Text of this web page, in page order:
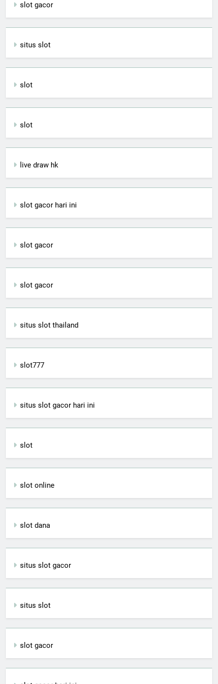
slot gacor
situs slot
slot
slot
live draw hk
slot gacor hari ini
slot gacor
slot gacor
situs slot thailand
slot777
situs slot gacor hari ini
slot
slot online
slot dana
situs slot gacor
situs slot
slot gacor